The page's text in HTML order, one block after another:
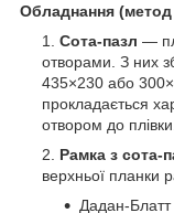
Обладнання
Сота-пазл —
отворами. З них
435×230 або
прокладається
отвором до плівки.
Рамка з сота-
верхньої планки
Дадан-